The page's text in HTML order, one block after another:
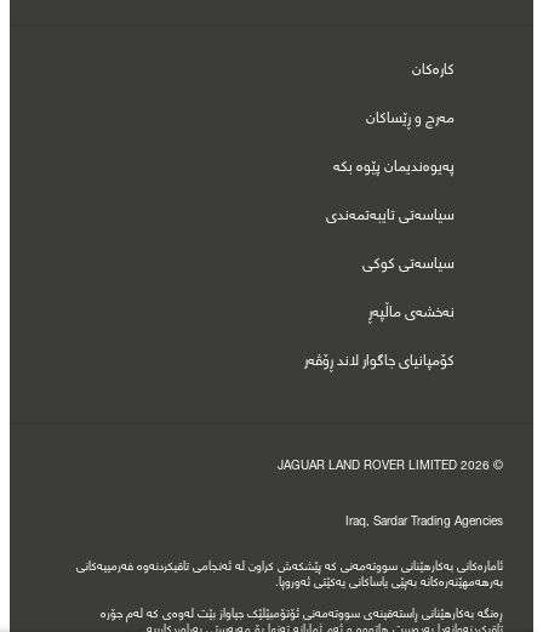
کارەکان
مەرج و ڕێساکان
پەیوەندیمان پێوە بکە
سیاسەتی تایبەتمەندی
سیاسەتی کوکی
نەخشەی ماڵپەڕ
کۆمپانیای جاگوار لاند ڕۆڤەر
© JAGUAR LAND ROVER LIMITED 2026
Iraq, Sardar Trading Agencies
ئامارەکانی بەکارهێنانی سووتەمەنی کە پێشکەش کراون لە ئەنجامی تاقیکردنەوە فەرمییەکانی
بەرهەمهێنەرەکانە بەپێی یاساکانی یەکێتی ئەوروپا.
ڕەنگە بەکارهێنانی ڕاستەقینەی سووتەمەنی ئۆتۆمبێلێک جیاواز بێت لەوەی کە لەم جۆرە
تاقیکردنەوانەدا بەدەست هاتووە و ئەم ژمارانە تەنها بۆ مەبەستی بەراوردکارییە.